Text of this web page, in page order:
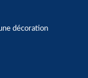
décoration